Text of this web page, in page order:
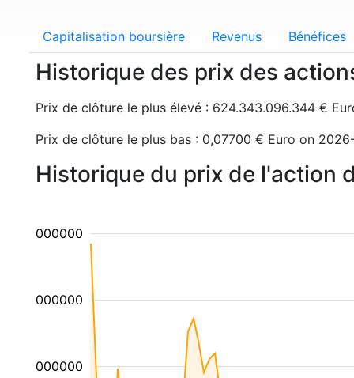
Capitalisation boursière Revenus Bénéfices
Historique des prix des
Prix de clôture le plus élevé : 624.343.096.344 €
Prix de clôture le plus bas : 0,07700 € Euro on
Historique du prix de l'action